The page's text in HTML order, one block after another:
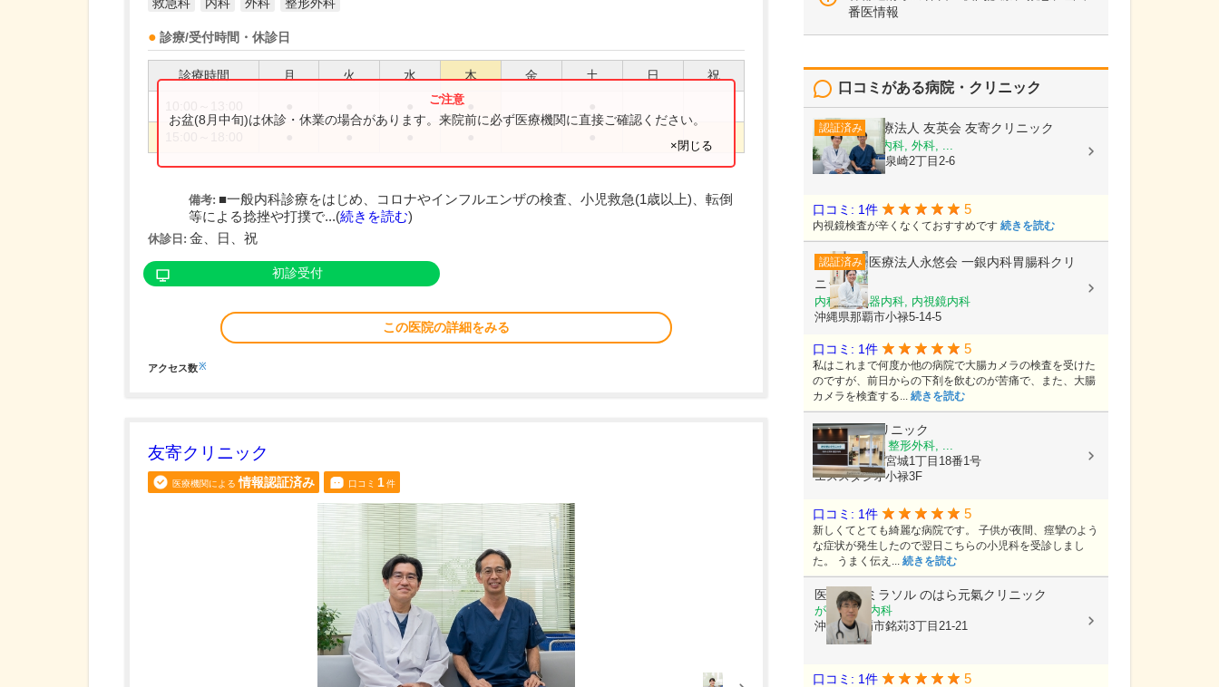
診療/受付時間・休診日
診療時間 月 火 水 木 金 土 日 祝
お盆(8月中旬)は休診・休業の場合があります。来院前に必ず医療機関に直接ご確認ください。
×閉じる
備考: ■一般内科診療をはじめ、コロナやインフルエンザの検査、小児救急(1歳以上)、転倒
等による捻挫や打撲で...(続きを読む)
休診日: 金、日、祝
初診受付
この医院の詳細をみる
アクセス数※
友寄クリニック
医療機関による 情報認証済み 口コミ 1件
番医情報
口コミがある病院・クリニック
認証済み 医療法人 友英会 友寄クリニック
内科, 消化器内科, 外科, ...
沖縄県那覇市泉崎2丁目2-6
口コミ: 1件 5
内視鏡検査が辛くなくておすすめです 続きを読む
認証済み 医療法人永悠会 一銀内科胃腸科クリ
ニック
内科, 消化器内科, 内視鏡内科
沖縄県那覇市小禄5-14-5
口コミ: 1件 5
私はこれまで何度か他の病院で大腸カメラの検査を受けた
のですが、前日からの下剤を飲むのが苦痛で、また、大腸
カメラを検査する... 続きを読む
かいせいクリニック
内科, 小児科, 整形外科, ...
沖縄県那覇市宮城1丁目18番1号
エススタジオ小禄3F
口コミ: 1件 5
新しくてとても綺麗な病院です。 子供が夜間、痙攣のよう
な症状が発生したので翌日こちらの小児科を受診しまし
た。 うまく伝え... 続きを読む
医療法人ミラソル のはら元氣クリニック
がん内科, 内科
沖縄県那覇市銘苅3丁目21-21
口コミ: 1件 5